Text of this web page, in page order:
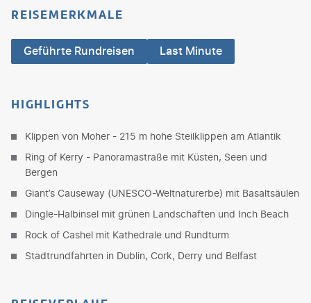
REISEMERKMALE
Geführte Rundreisen Last Minute
HIGHLIGHTS
Klippen von Moher - 215 m hohe Steilklippen am Atlantik
Ring of Kerry - Panoramastraße mit Küsten, Seen und
Bergen
Giant’s Causeway (UNESCO-Weltnaturerbe) mit Basaltsäulen
Dingle-Halbinsel mit grünen Landschaften und Inch Beach
Rock of Cashel mit Kathedrale und Rundturm
Stadtrundfahrten in Dublin, Cork, Derry und Belfast